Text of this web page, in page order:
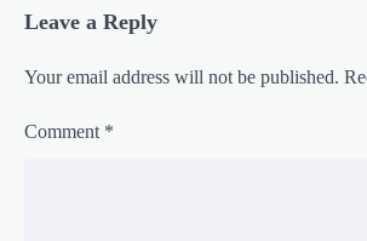
Leave a Reply
Your email address will not be published.
Comment *